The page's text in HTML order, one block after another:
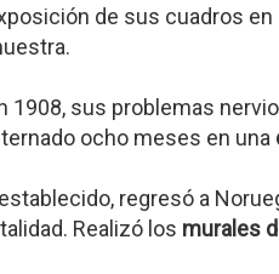
de sus cuadros
1908, sus problemas
ocho meses en una
regresó a
Realizó los murales